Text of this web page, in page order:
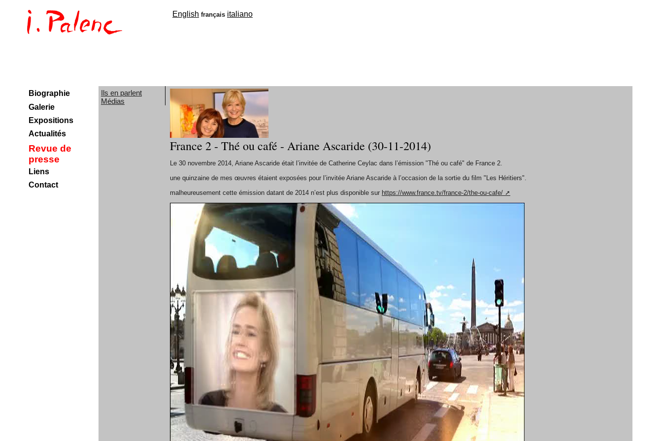
English français italiano
Ils en parlent
Médias
France 2 - Thé ou café - Ariane Ascaride (30-11-2014)
Le 30 novembre 2014, Ariane Ascaride était l’invitée de Catherine Ceylac dans l’émission "Thé ou café" de France 2.
une quinzaine de mes œuvres étaient exposées pour l’invitée Ariane Ascaride à l’occasion de la sortie du film "Les Héritiers".
malheureusement cette émission datant de 2014 n’est plus disponible sur https://www.france.tv/france-2/the-ou-cafe/
Biographie
Galerie
Expositions
Actualités
Revue de
presse
Liens
Contact